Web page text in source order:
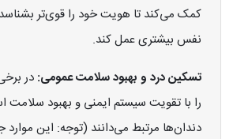
کمک می‌کند تا هویت خود را قوی‌تر بشناسد
نفس بیشتری عمل کند.
تسکین درد و بهبود سلامت عمومی: در
را با تقویت سیستم ایمنی و بهبود سلامت
دندان‌ها مرتبط می‌دانند (توجه: این موارد